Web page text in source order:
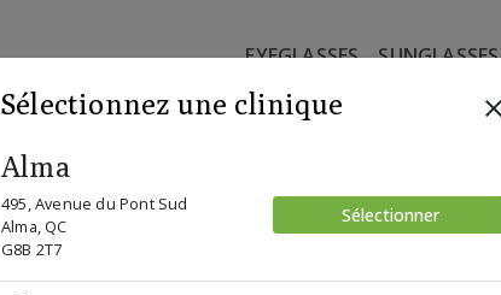
Sélectionnez une clinique
Alma
495, Avenue du Pont Sud
Alma, QC
G8B 2T7
Sélectionner
EYEGLASSES SUNGLASSES